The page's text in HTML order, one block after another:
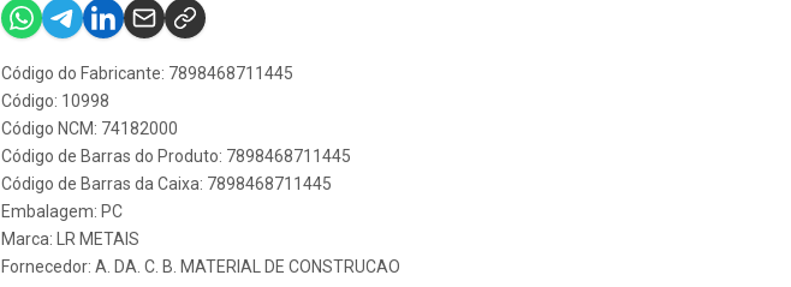
Código do Fabricante: 7898468711445
Código: 10998
Código NCM: 74182000
Código de Barras do Produto: 7898468711445
Código de Barras da Caixa: 7898468711445
Embalagem: PC
Marca:
LR METAIS
Fornecedor: A. DA. C. B. MATERIAL DE CONSTRUCAO